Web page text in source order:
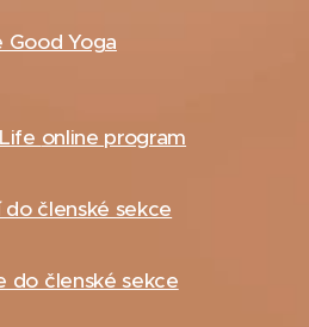
Good Yoga
online program
do členské sekce
do členské sekce